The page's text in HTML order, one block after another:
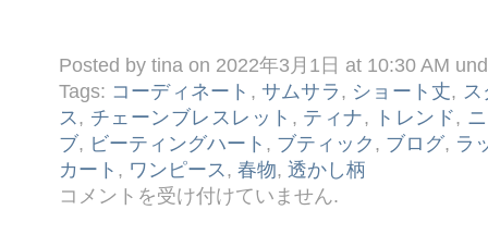
Posted by tina on 2022年3月1日 at 10:30 AM
Tags: コーディネート , サムサラ , ショート丈,
ス , チェーンブレスレット , ティナ, トレンド,
ブ, ビーティングハート , ブティック , ブログ, ラ
カート , ワンピース , 春物, 透かし柄
☆
３ /
コメントを受け付けていません.